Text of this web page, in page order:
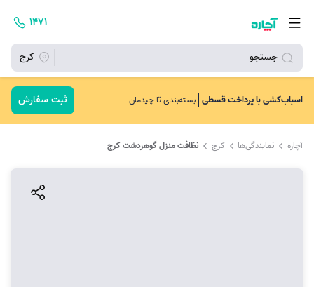
جستجو کرج
۱۴۷۱
اسباب‌کشی با پرداخت قسطی بسته‌بندی تا چیدمان ثبت سفارش
آچاره نمایندگی‌ها کرج نظافت منزل گوهردشت کرج